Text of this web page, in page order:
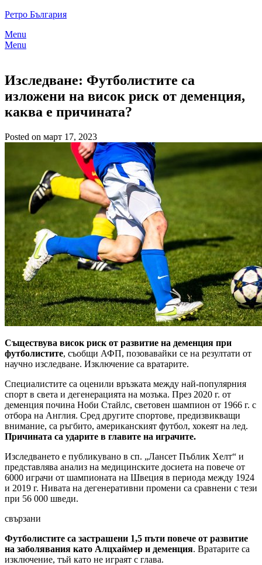
Skip
content
Ретро България
Menu
Menu
Изследване: Футболистите са
изложени на висок риск от деменция,
каква е причината?
Posted on март 17, 2023
Съществува висок риск от развитие на деменция при
футболистите, съобщи АФП, позовавайки се на резултати от
научно изследване. Изключение са вратарите.
Специалистите са оценили връзката между най-популярния
спорт в света и дегенерацията на мозъка. През 2020 г. от
деменция почина Ноби Стайлс, световен шампион от 1966 г. с
отбора на Англия. Сред другите спортове, предизвикващи
внимание, са ръгбито, американският футбол, хокеят на лед.
Причината са ударите в главите на играчите.
Изследването е публикувано в сп. „Лансет Пъблик Хелт“ и
представлява анализ на медицинските досиета на повече от
6000 играчи от шампионата на Швеция в периода между 1924
и 2019 г. Нивата на дегенеративни промени са сравнени с тези
при 56 000 шведи.
свързани
Футболистите са застрашени 1,5 пъти повече от развитие
на заболявания като Алцхаймер и деменция. Вратарите са
изключение, тъй като не играят с глава.